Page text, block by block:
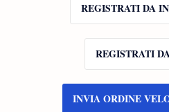
REGISTRATI DA
REGISTRATI
INVIA ORDINE